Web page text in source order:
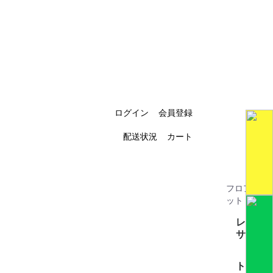
ログイン 会員登録
配送状況 カート
フロアマ
ット
レク
サス
全て見
GS(4)
GSハ
GX(2)
HS(1)
IS(4)
IS-C(1)
LBX(3)
LC(1)
LM(2)
LS500/
LS600
LS600
LX700
NX(4)
RC(1)
RX(7)
SC(1)
トヨ